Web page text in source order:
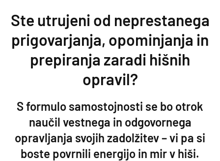
Preskoči na vsebino
Ste utrujeni od neprestanega
prigovarjanja, opominjanja in
prepiranja zaradi hišnih
opravil?
S formulo samostojnosti se bo otrok
naučil vestnega in odgovornega
opravljanja svojih zadolžitev – vi pa si
boste povrnili energijo in mir v hiši.